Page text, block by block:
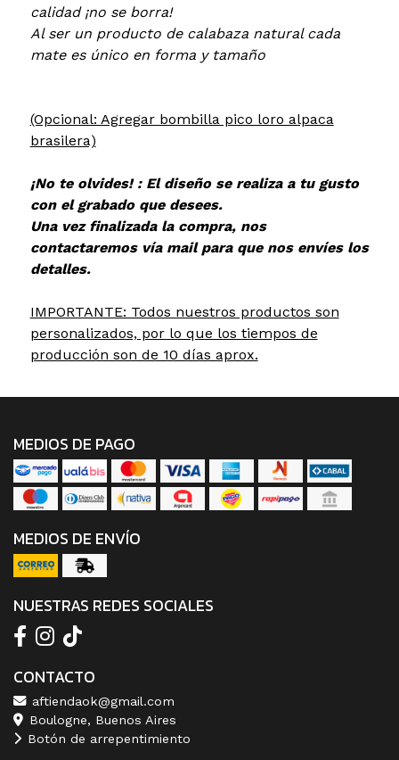
calidad ¡no se borra!
Al ser un producto de calabaza natural cada
mate es único en forma y tamaño
(Opcional: Agregar bombilla pico loro alpaca
brasilera)
¡No te olvides! : El diseño se realiza a tu gusto
con el grabado que desees.
Una vez finalizada la compra, nos
contactaremos vía mail para que nos envíes los
detalles.
IMPORTANTE: Todos nuestros productos son
personalizados, por lo que los tiempos de
producción son de 10 días aprox.
MEDIOS DE PAGO
MEDIOS DE ENVÍO
NUESTRAS REDES SOCIALES
CONTACTO
aftiendaok@gmail.com
Boulogne, Buenos Aires
Botón de arrepentimiento